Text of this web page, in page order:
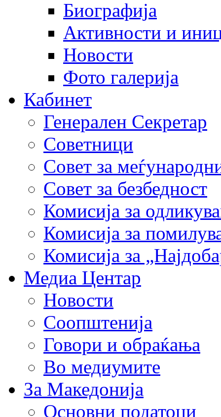
Биографија
Активности и
Новости
Фото галерија
Кабинет
Генерален Секретар
Советници
Совет за
Совет за безбедност
Комисија за
Комисија за
Комисија за
Медиа Центар
Новости
Соопштенија
Говори и обраќања
Во медиумите
За Македонија
Основни податоци